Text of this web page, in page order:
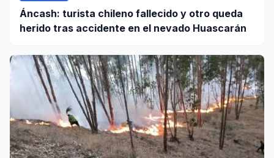
Áncash: turista chileno fallecido y otro queda
herido tras accidente en el nevado Huascarán